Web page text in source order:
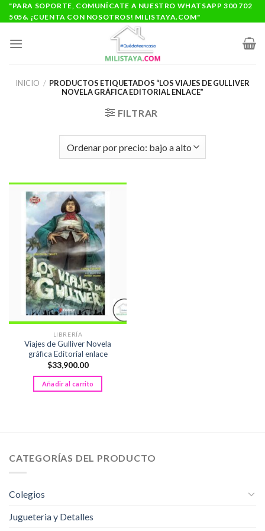
Saltar
al
"PARA SOPORTE, COMUNÍCATE A NUESTRO WHATSAPP 300 702
5056. ¡CUENTA CON NOSOTROS! MILISTAYA.COM"
INICIO / PRODUCTOS ETIQUETADOS “LOS VIAJES DE GULLIVER
NOVELA GRÁFICA EDITORIAL ENLACE”
FILTRAR
LIBRERÍA
Viajes de Gulliver Novela
gráfica Editorial enlace
$33,900.00
Añadir al carrito
CATEGORÍAS DEL PRODUCTO
Colegios
Jugueteria y Detalles